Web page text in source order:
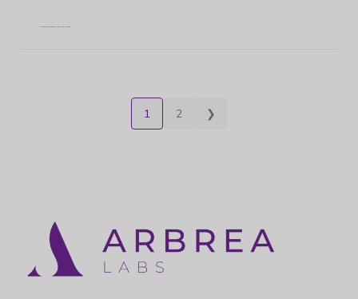
Última actualización: 29 de mayo de 2026
1 2 ❯